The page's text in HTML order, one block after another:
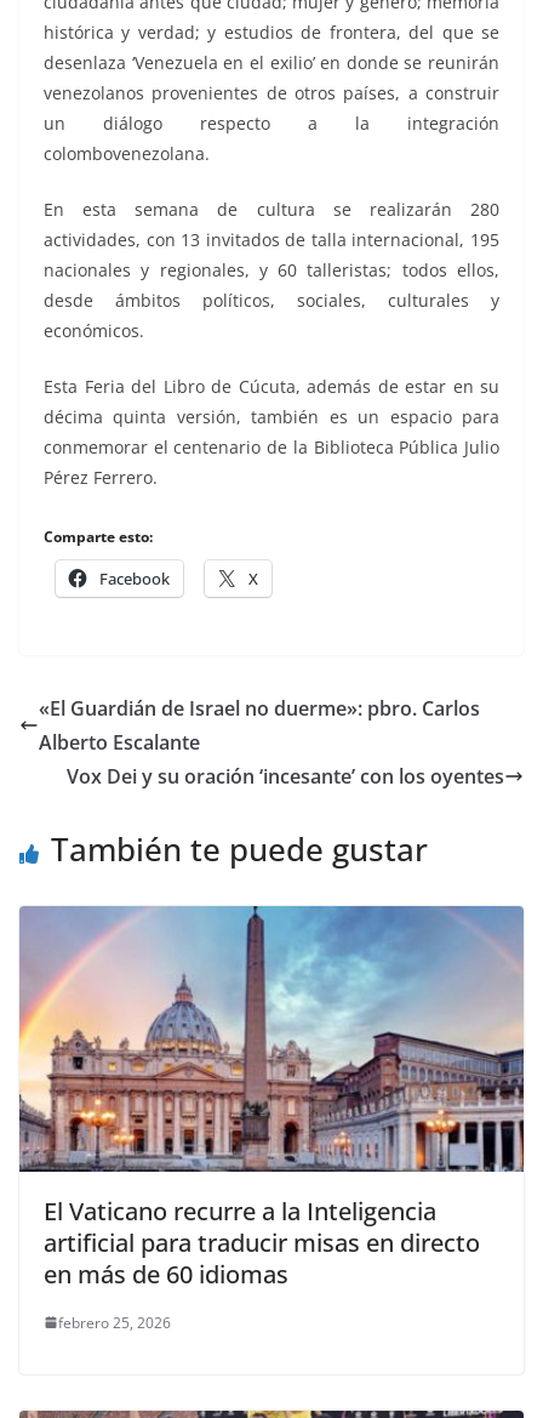
histórica y verdad; y estudios de frontera, del que se
desenlaza ‘Venezuela en el exilio’ en donde se reunirán
venezolanos provenientes de otros países, a construir
un diálogo respecto a la integración
colombovenezolana.
En esta semana de cultura se realizarán 280
actividades, con 13 invitados de talla internacional, 195
nacionales y regionales, y 60 talleristas; todos ellos,
desde ámbitos políticos, sociales, culturales y
económicos.
Esta Feria del Libro de Cúcuta, además de estar en su
décima quinta versión, también es un espacio para
conmemorar el centenario de la Biblioteca Pública Julio
Pérez Ferrero.
Comparte esto:
Facebook X
«El Guardián de Israel no duerme»: pbro. Carlos
Alberto Escalante
Vox Dei y su oración ‘incesante’ con los oyentes
También te puede gustar
El Vaticano recurre a la Inteligencia
artificial para traducir misas en directo
en más de 60 idiomas
febrero 25, 2026